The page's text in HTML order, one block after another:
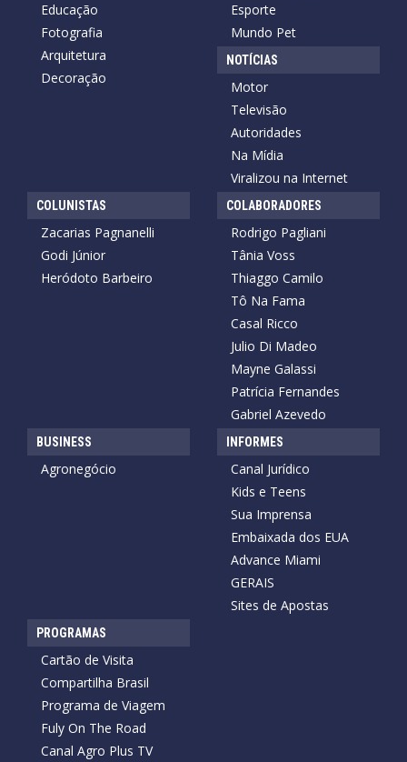
Educação
Fotografia
Arquitetura
Decoração
Esporte
Mundo Pet
NOTÍCIAS
Motor
Televisão
Autoridades
Na Mídia
Viralizou na Internet
COLUNISTAS
Zacarias Pagnanelli
Godi Júnior
Heródoto Barbeiro
COLABORADORES
Rodrigo Pagliani
Tânia Voss
Thiaggo Camilo
Tô Na Fama
Casal Ricco
Julio Di Madeo
Mayne Galassi
Patrícia Fernandes
Gabriel Azevedo
BUSINESS
Agronegócio
INFORMES
Canal Jurídico
Kids e Teens
Sua Imprensa
Embaixada dos EUA
Advance Miami
GERAIS
Sites de Apostas
PROGRAMAS
Cartão de Visita
Compartilha Brasil
Programa de Viagem
Fuly On The Road
Canal Agro Plus TV